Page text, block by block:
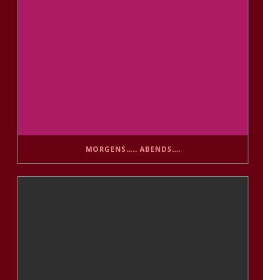
MORGENS….. ABENDS….